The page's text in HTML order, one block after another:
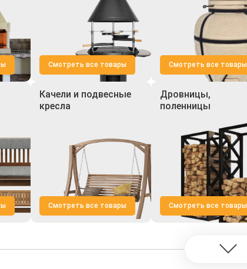
Смотреть все товары Смотреть все товары
Качели и подвесные
кресла
Смотреть все товары
Дровницы,
поленницы
Смотреть все товары